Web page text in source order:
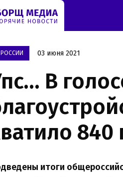
РОССИИ 03 июня 2021
В
840
итоги